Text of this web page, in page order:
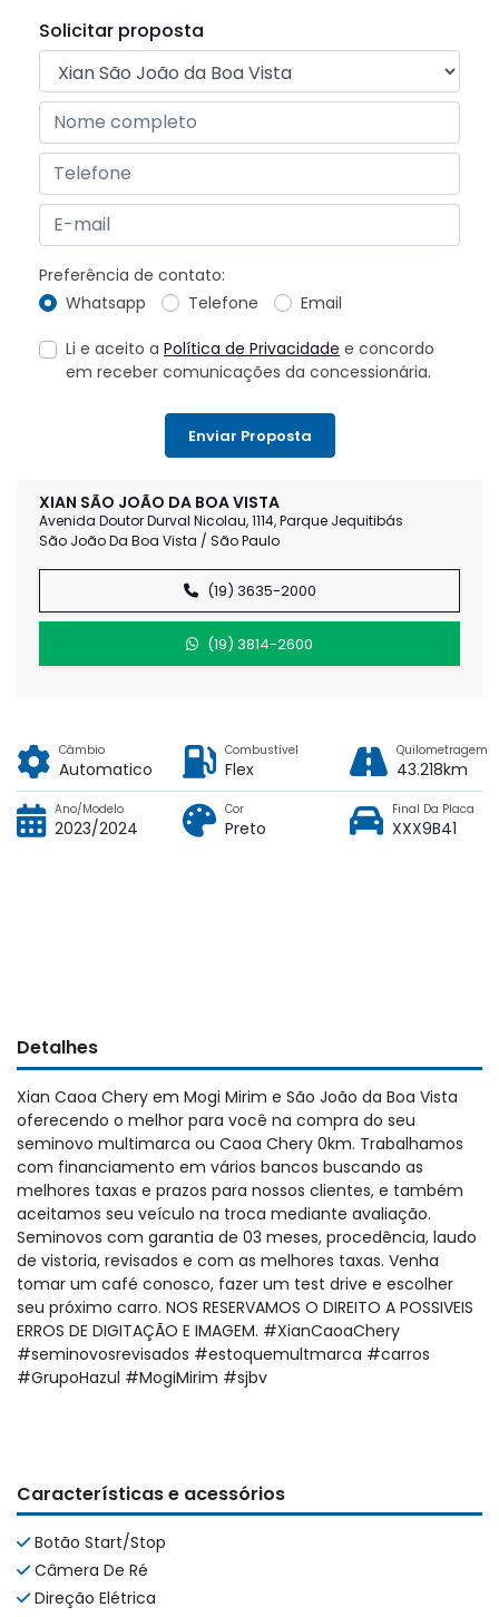
XIAN SÃO JOÃO DA BOA VISTA
Avenida Doutor Durval Nicolau, 1114, Parque Jequitibás
São João Da Boa Vista / São Paulo
(19) 3635-2000
(19) 3814-2600
Solicitar proposta
Preferência de contato:
Whatsapp
Telefone Email
Li e aceito a Política de Privacidade e concordo
em receber comunicações da concessionária.
Enviar Proposta
Câmbio
Automatico
Combustível
Flex
Quilometragem
43.218km
Ano/Modelo
2023/2024
Cor
Preto
Final Da Placa
XXX9B41
Detalhes
Xian Caoa Chery em Mogi Mirim e São João da Boa Vista
oferecendo o melhor para você na compra do seu
seminovo multimarca ou Caoa Chery 0km. Trabalhamos
com financiamento em vários bancos buscando as
melhores taxas e prazos para nossos clientes, e também
aceitamos seu veículo na troca mediante avaliação.
Seminovos com garantia de 03 meses, procedência, laudo
de vistoria, revisados e com as melhores taxas. Venha
tomar um café conosco, fazer um test drive e escolher
seu próximo carro. NOS RESERVAMOS O DIREITO A POSSIVEIS
ERROS DE DIGITAÇÃO E IMAGEM. #XianCaoaChery
#seminovosrevisados #estoquemultmarca #carros
#GrupoHazul #MogiMirim #sjbv
Características e acessórios
Botão Start/Stop
Câmera De Ré
Direção Elétrica